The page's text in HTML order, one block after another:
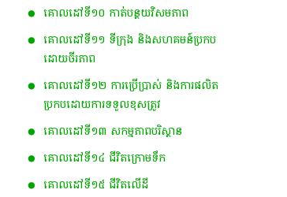
គោលដៅទី១០ កាត់បន្ថយវិសមភាព
គោលដៅទី១១ ទីក្រុង និងសហគមន៍ប្រកប
ដោយចីរភាព
គោលដៅទី១២ ការប្រើប្រាស់ និងការផលិត
ប្រកបដោយការទទួលខុសត្រូវ​
គោលដៅទី​១៣ ស​កម្ម​ភាព​​បរិស្ថាន​
គោលដៅទី១៤ ជីវិតក្រោមទឹក
គោលដៅទី១៥ ជីវិតលើដី